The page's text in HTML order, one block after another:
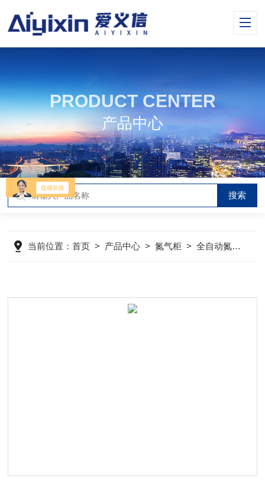
PRODUCT CENTER
产品中心
当前位置：首页 > 产品中心 >氮气柜 >全自动氮气柜